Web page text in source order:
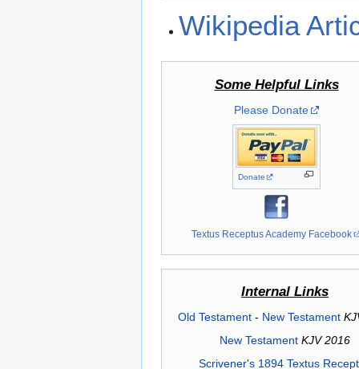
Wikipedia
Some Helpful Links
Please Donate
Donate
Textus Receptus Academy Facebook
Internal Links
Old Testament- New Testament
New Testament KJV 2016
Scrivener's 1894 Textus